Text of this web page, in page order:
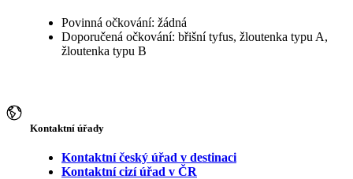
Povinná očkování: žádná
Doporučená očkování: břišní tyfus, žloutenka typu A,
žloutenka typu B
Kontaktní úřady
Kontaktní český úřad v destinaci
Kontaktní cizí úřad v ČR